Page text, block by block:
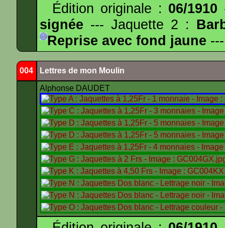
Édition originale : 06/1910
signée --- Jaquette 2 :
Reprise avec fond jaune ---
004 Lettres de mon Moulin
Alphonse DAUDET